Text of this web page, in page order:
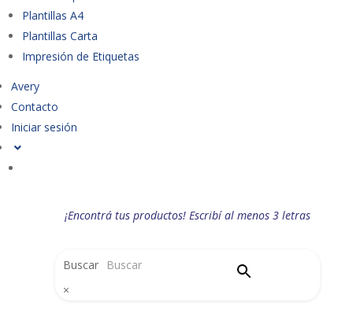
Plantillas A4
Plantillas Carta
Impresión de Etiquetas
Avery
Contacto
Iniciar sesión
¡Encontrá tus productos! Escribí al menos 3 letras
Buscar
×